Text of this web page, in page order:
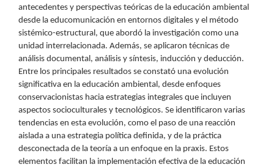
antecedentes y perspectivas teóricas de la educación ambiental
desde la educomunicación en entornos digitales y el método
sistémico-estructural, que abordó la investigación como una
unidad interrelacionada. Además, se aplicaron técnicas de
análisis documental, análisis y síntesis, inducción y deducción.
Entre los principales resultados se constató una evolución
significativa en la educación ambiental, desde enfoques
conservacionistas hacia estrategias integrales que incluyen
aspectos socioculturales y tecnológicos. Se identificaron varias
tendencias en esta evolución, como el paso de una reacción
aislada a una estrategia política definida, y de la práctica
desconectada de la teoría a un enfoque en la praxis. Estos
elementos facilitan la implementación efectiva de la educación